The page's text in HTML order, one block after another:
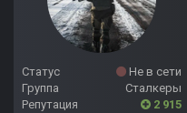
Статус
Не в сети
Группа
Сталкеры
Репутация
2 915